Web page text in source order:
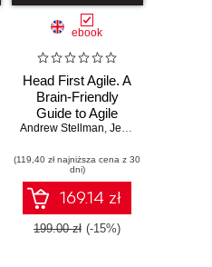
ebook
Head First Agile. A
Brain-Friendly
Guide to Agile
Principles, Ideas,
Practices
Andrew Stellman, Jennifer Greene
(119,40 zł najniższa cena z 30
dni)
169.14 zł
199.00 zł (-15%)